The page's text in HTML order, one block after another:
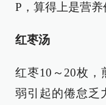
P，算得上是营养
红枣汤
红枣10～20枚，
弱引起的倦怠乏